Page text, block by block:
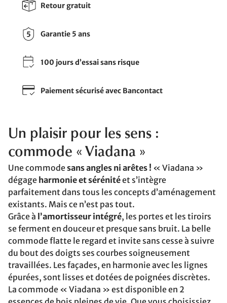
Retour gratuit
Garantie 5 ans
100 jours d’essai sans risque
Paiement sécurisé avec Bancontact
Un plaisir pour les sens :
commode « Viadana »
Une commodesans angles ni arêtes ! « Viadana »
dégage harmonie et sérénitéet s’intègre
parfaitement dans tous les concepts d’aménagement
existants. Mais ce n’est pas tout.
Grâce à l’amortisseur intégré, les portes et les tiroirs
se ferment en douceur et presque sans bruit. La belle
commode flatte le regard et invite sans cesse à suivre
du bout des doigts ses courbes soigneusement
travaillées. Les façades, en harmonie avec les lignes
épurées, sont lisses et dotées de poignées discrètes.
La commode « Viadana » est disponible en 2